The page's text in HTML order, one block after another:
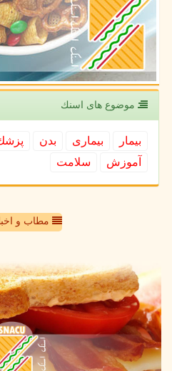
موضوع های اسنك
بیمار بیماری بدن
آموزش
سلامت
مطاب و